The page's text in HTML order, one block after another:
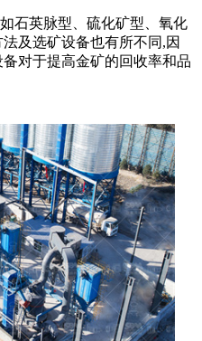
石英脉型、硫化矿型、氧化
及选矿设备也有所不同,因
对于提高金矿的回收率和品